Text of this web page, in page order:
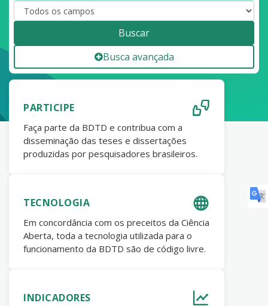
Buscar
Busca avançada
PARTICIPE
Faça parte da BDTD e contribua com a
disseminação das teses e dissertações
produzidas por pesquisadores brasileiros.
TECNOLOGIA
Em concordância com os preceitos da Ciência
Aberta, toda a tecnologia utilizada para o
funcionamento da BDTD são de código livre.
INDICADORES